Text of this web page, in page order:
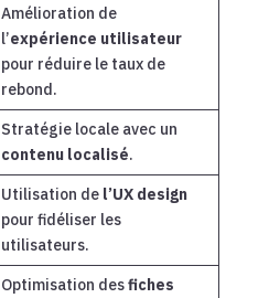
Amélioration de
l’expérience utilisateur
pour réduire le taux de
rebond.
Stratégie locale avec un
contenu localisé.
Utilisation de l’UX design
pour fidéliser les
utilisateurs.
Optimisation desfiches